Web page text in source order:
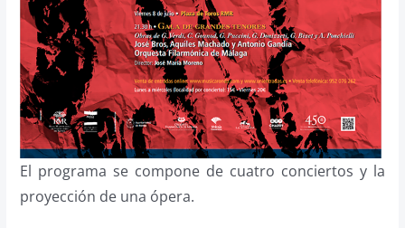
El programa se compone de cuatro conciertos y la
proyección de una ópera.